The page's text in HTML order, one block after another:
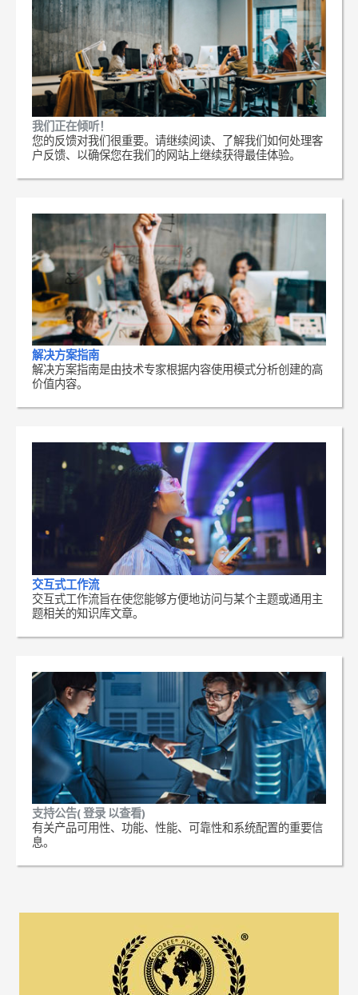
我们正在倾听！
您的反馈对我们很重要。请继续阅读、了解我们如何处理客
户反馈、以确保您在我们的网站上继续获得最佳体验。
解决方案指南
解决方案指南是由技术专家根据内容使用模式分析创建的高
价值内容。
交互式工作流
交互式工作流旨在使您能够方便地访问与某个主题或通用主
题相关的知识库文章。
支持公告( 登录 以查看)
有关产品可用性、功能、性能、可靠性和系统配置的重要信
息。